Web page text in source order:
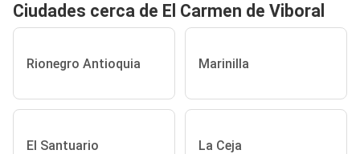
Ciudades cerca de El Carmen de Viboral
Rionegro Antioquia Marinilla
El Santuario La Ceja